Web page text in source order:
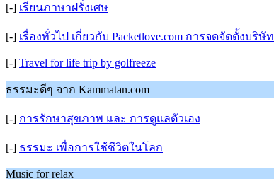
[-] เรียนภาษาฝรั่งเศษ
[-] เรื่องทั่วไป เกี่ยวกับ Packetlove.com การจดจัดตั้งบริษัท
[-] Travel for life trip by golfreeze
ธรรมะดีๆ จาก Kammatan.com
[-] การรักษาสุขภาพ และ การดูแลตัวเอง
[-] ธรรมะ เพื่อการใช้ชีวิตในโลก
Music for relax